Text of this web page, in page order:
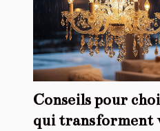
Conseils pour
qui